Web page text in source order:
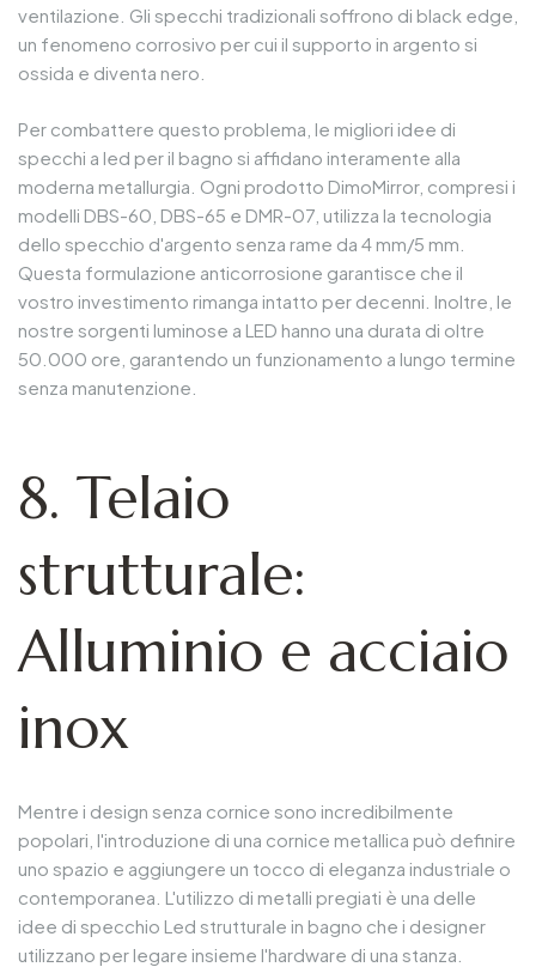
ventilazione. Gli specchi tradizionali soffrono di black edge,
un fenomeno corrosivo per cui il supporto in argento si
ossida e diventa nero.
Per combattere questo problema, le migliori idee di
specchi a led per il bagno si affidano interamente alla
moderna metallurgia. Ogni prodotto DimoMirror, compresi i
modelli DBS-60, DBS-65 e DMR-07, utilizza la tecnologia
dello specchio d'argento senza rame da 4 mm/5 mm.
Questa formulazione anticorrosione garantisce che il
vostro investimento rimanga intatto per decenni. Inoltre, le
nostre sorgenti luminose a LED hanno una durata di oltre
50.000 ore, garantendo un funzionamento a lungo termine
senza manutenzione.
8. Telaio
strutturale:
Alluminio e acciaio
inox
Mentre i design senza cornice sono incredibilmente
popolari, l'introduzione di una cornice metallica può definire
uno spazio e aggiungere un tocco di eleganza industriale o
contemporanea. L'utilizzo di metalli pregiati è una delle
idee di specchio Led strutturale in bagno che i designer
utilizzano per legare insieme l'hardware di una stanza.